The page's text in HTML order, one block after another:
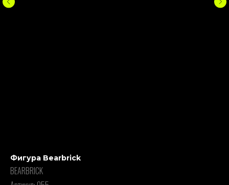
Фигура Bearbrick
BEARBRICK